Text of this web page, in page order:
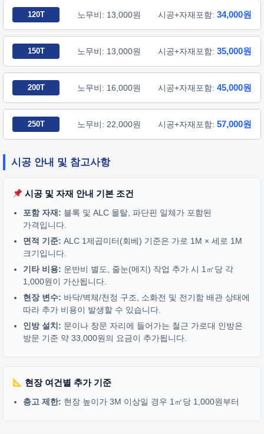
120T 노무비: 13,000원 시공+자재포함: 34,000원
150T 노무비: 13,000원 시공+자재포함: 35,000원
200T 노무비: 16,000원 시공+자재포함: 45,000원
250T 노무비: 22,000원 시공+자재포함: 57,000원
시공 안내 및 참고사항
시공 및 자재 안내 기본 조건
포함 자재: 블록 및 ALC 몰탈, 파단핀 일체가 포함된
가격입니다.
면적 기준: ALC 1제곱미터(회베) 기준은 가로 1M × 세로 1M
크기입니다.
기타 비용: 운반비 별도, 줄눈(메지) 작업 추가 시 1㎡당 각
1,000원이 가산됩니다.
현장 변수: 바닥/벽체/천정 구조, 소화전 및 전기함 배관 상태에
따라 추가 비용이 발생할 수 있습니다.
인방 설치: 문이나 창문 자리에 들어가는 철근 가로대 인방은
방문 기준 약 33,000원의 요금이 추가됩니다.
현장 여건별 추가 기준
층고 제한: 현장 높이가 3M 이상일 경우 1㎡당 1,000원부터